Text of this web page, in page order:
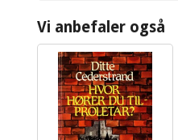
Vi anbefaler også